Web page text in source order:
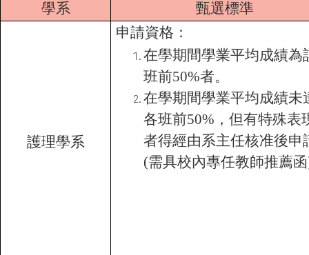
學系
甄選標準
護理學系
申請資格：
在學期間學業平均成績為
班前50%者。
在學期間學業平均成績未
各班前50%，但有特殊表
者得經由系主任核准後申
(需具校內專任教師推薦